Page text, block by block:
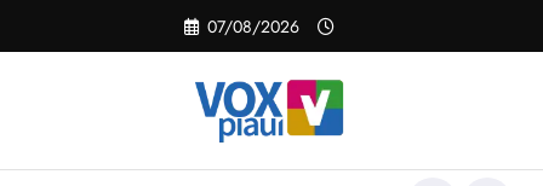
o
07/08/2026